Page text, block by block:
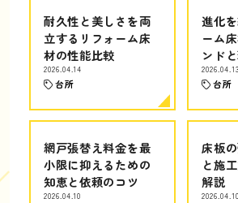
耐久性と美しさを両
立するリフォーム床
材の性能比較
2026.04.14
台所
進化
ーム
ンド
2026.04.13
台所
網戸張替え料金を最
小限に抑えるための
知恵と依頼のコツ
2026.04.10
床板
と施
解説
2026.04.10